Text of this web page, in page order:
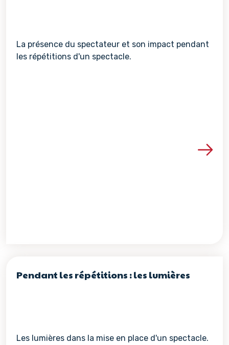
La présence du spectateur et son impact pendant
les répétitions d'un spectacle.
Voir les détails de la
Pendant les répétitions : les lumières
Les lumières dans la mise en place d'un spectacle.